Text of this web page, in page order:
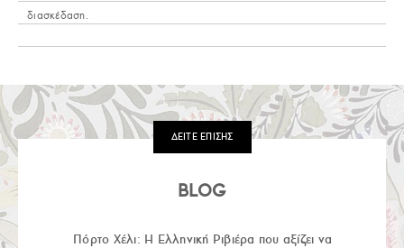
διασκέδαση.
ΔΕΙΤΕ ΕΠΙΣΗΣ
BLOG
Πόρτο Χέλι: Η Ελληνική Ριβιέρα που αξίζει να